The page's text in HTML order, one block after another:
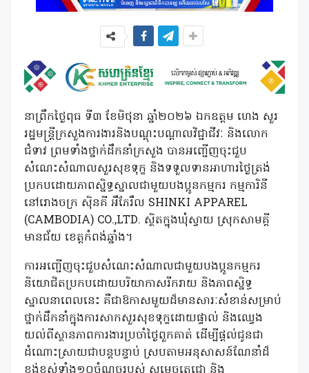
នាព្រឹកថ្ងៃពុធ ទី៣ ខែមិថុនា ឆ្នាំ២០២៦ ឯកឧត្តម ហេង សួរ
រដ្ឋមន្ត្រីក្រសួងការងារនិងបណ្តុះបណ្តាលវិជ្ជាជីវៈ និងលោក
ជំទាវ ព្រមទាំងថ្នាក់ដឹកនាំក្រសួង បានអញ្ជើញចុះជួប
សំណេះសំណាលសួរសុខទុក្ខ និងទទួលទានអាហារថ្ងៃត្រង់
ប្រកបដោយភាពស្និទ្ធស្នាលជាមួយបងប្អូនកម្មករ កម្មការិនី
នៅរោងចក្រ ស៊ិនគី អឹភែរឹល SHINKI APPAREL
(CAMBODIA) CO.,LTD. ស្ថិតក្នុងឃុំស្វាយ ស្រុកសាមគ្គី
មានជ័យ ខេត្តកំពង់ឆ្នាំង។
ការអញ្ជើញចុះជួបសំណេះសំណាលជាមួយបងប្អូនកម្មករ
និយោជិតប្រកបដោយបរិយាកាសរីករាយ និងភាពស្និទ្ធ
ស្នាលនាពេលនេះ គឺជាឱកាសមួយដ៏មានសារៈសំខាន់សម្រាប់
ថ្នាក់ដឹកនាំក្នុងការសាកសួរសុខទុក្ខដោយផ្ទាល់ និងឈ្វេង
យល់ពីស្ថានភាពការងារប្រចាំថ្ងៃពួកគាត់ ដើម្បីផ្តល់ជូនជា
ដំណោះស្រាយជាបន្តបន្ទាប់ ស្របតាមអនុសាសន៍ណែនាំដ៏